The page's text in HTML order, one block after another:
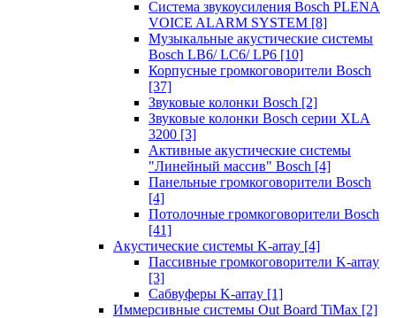
Система звукоусиления Bosch PLENA
VOICE ALARM SYSTEM [8]
Музыкальные акустические системы
Bosch LB6/ LC6/ LP6 [10]
Корпусные громкоговорители Bosch
[37]
Звуковые колонки Bosch [2]
Звуковые колонки Bosch серии XLA
3200 [3]
Активные акустические системы
"Линейный массив" Bosch [4]
Панельные громкоговорители Bosch
[4]
Потолочные громкоговорители Bosch
[41]
Акустические системы K-array [4]
Пассивные громкоговорители K-array
[3]
Сабвуферы K-array [1]
Иммерсивные системы Out Board TiMax [2]